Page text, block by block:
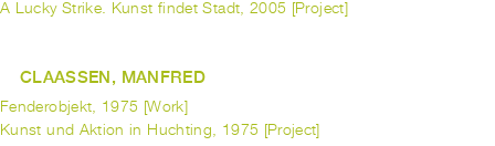
A Lucky Strike. Kunst findet Stadt, 2005 [Project]
CLAASSEN, MANFRED
Fenderobjekt, 1975 [Work]
Kunst und Aktion in Huchting, 1975 [Project]